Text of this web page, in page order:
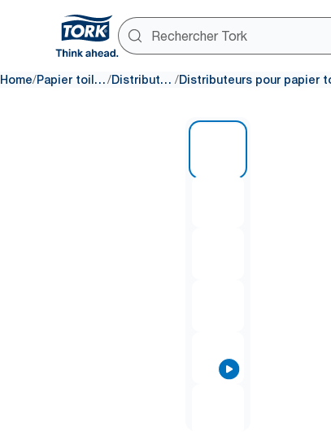
Home/ Papier toilette / Distributeurs /